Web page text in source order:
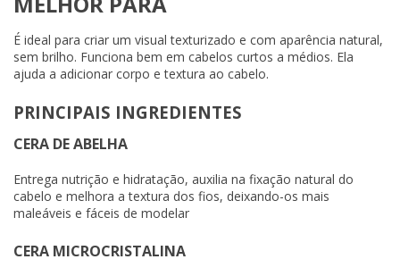
É ideal para criar um visual texturizado e com aparência natural,
sem brilho. Funciona bem em cabelos curtos a médios. Ela
ajuda a adicionar corpo e textura ao cabelo.
PRINCIPAIS INGREDIENTES
CERA DE ABELHA
Entrega nutrição e hidratação, auxilia na fixação natural do
cabelo e melhora a textura dos fios, deixando-os mais
maleáveis e fáceis de modelar
CERA MICROCRISTALINA